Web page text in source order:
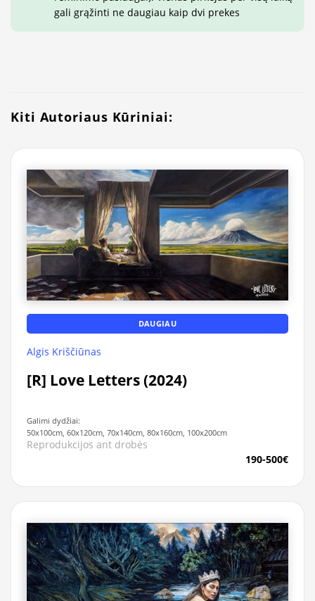
gali grąžinti ne daugiau kaip dvi prekes
Kiti Autoriaus Kūriniai:
DAUGIAU
Algis Kriščiūnas
[R] Love Letters (2024)
Galimi dydžiai:
50x100cm, 60x120cm, 70x140cm, 80x160cm, 100x200cm
Reprodukcijos ant drobės
190-500€